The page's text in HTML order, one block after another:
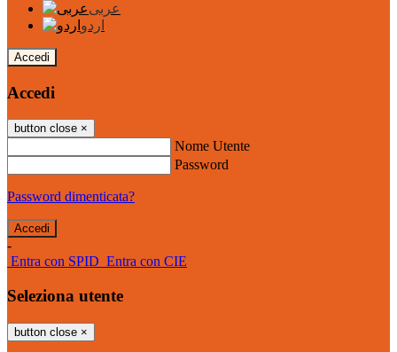
عربى
اردو
Accedi
Accedi
button close ×
Nome Utente
Password
Password dimenticata?
-
Entra con SPID Entra con CIE
Seleziona utente
button close ×